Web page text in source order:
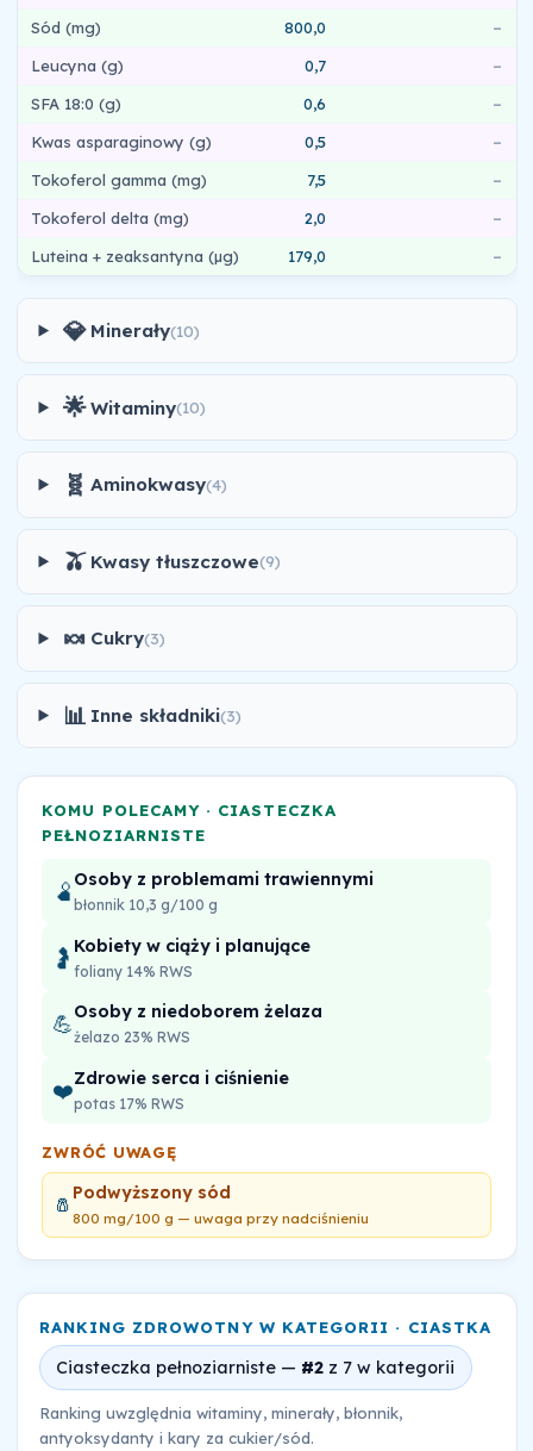
Sód (mg) 800,0
–
Leucyna (g)
0,7
–
SFA 18:0 (g)
0,6
–
Kwas asparaginowy (g)
0,5
–
Tokoferol gamma (mg)
7,5
–
Tokoferol delta (mg)
2,0
–
Luteina + zeaksantyna (µg)
179,0 –
💎 Minerały(10)
🌟 Witaminy(10)
🧬 Aminokwasy(4)
🫒 Kwasy tłuszczowe(9)
🍬 Cukry(3)
📊 Inne składniki(3)
KOMU POLECAMY · CIASTECZKA
PEŁNOZIARNISTE
🫄Osoby z problemami trawiennymi
błonnik 10,3 g/100 g
🤰 Kobiety w ciąży i planujące
foliany 14% RWS
💪Osoby z niedoborem żelaza
żelazo 23% RWS
❤️Zdrowie serca i ciśnienie
potas 17% RWS
ZWRÓĆ UWAGĘ
🧂 Podwyższony sód
800 mg/100 g — uwaga przy nadciśnieniu
RANKING ZDROWOTNY W KATEGORII · CIASTKA
Ciasteczka pełnoziarniste — #2 z 7 w kategorii
Ranking uwzględnia witaminy, minerały, błonnik,
antyoksydanty i kary za cukier/sód.